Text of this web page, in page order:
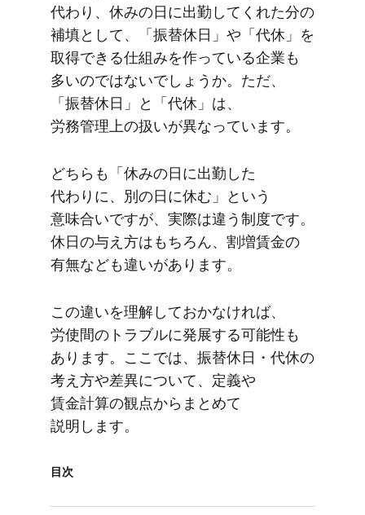
代わり、​休みの​日に​出勤してくれた​分の​
補填と​して、​「振替休日」や​「代休」を​
取得できる​仕組みを​作っている​企業も​
多いのではないでしょうか。​ただ、​
「振替休日」と​「代休」は、​
労務管理上の​扱いが​異なっています。
どちらも​「休みの​日に​出勤した​
代わりに、​別の​日に​休む」と​いう​
意味合いですが、​実際は​違う​制度です。​
休日の​与え方は​もちろん、​割増賃金の​
有無なども​違いが​あります。
この​違いを​理解しておかなければ、​
労使間の​トラブルに​発展する​可能性も​
あります。​ここでは、​振替休日・代休の​
考え方​や​差異に​ついて、​定義や​
賃金計算の​観点から​まとめて​
説明します。
目次